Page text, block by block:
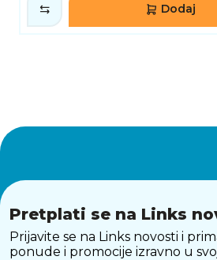
Dodaj
Pretplati se na Links
Prijavite se na Links novosti i
ponude i promocije izravno u